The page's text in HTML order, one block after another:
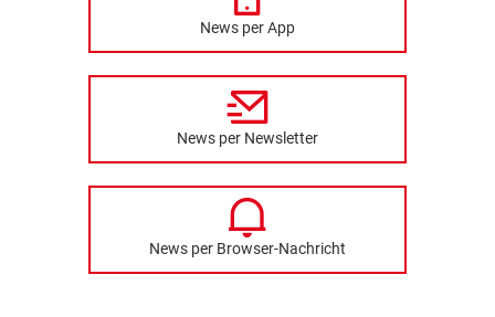
News per App
News per Newsletter
News per Browser-Nachricht